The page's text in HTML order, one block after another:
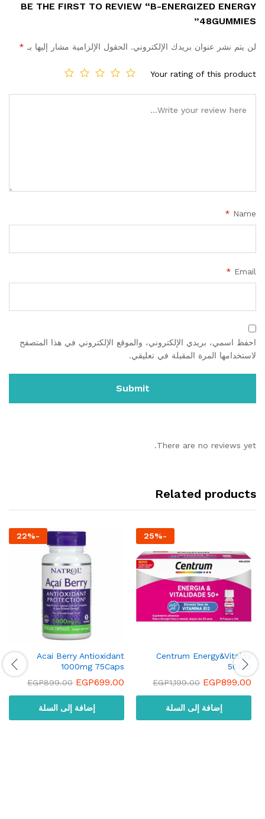
BE THE FIRST TO REVIEW “B-ENERGIZED ENERGY
48GUMMIES”
لن يتم نشر عنوان بريدك الإلكتروني. الحقول الإلزامية مشار إليها بـ *
Your rating of this product
Name
*
Email
*
احفظ اسمي، بريدي الإلكتروني، والموقع الإلكتروني في هذا المتصفح
لاستخدامها المرة المقبلة في تعليقي.
There are no reviews yet.
Related products
-
25%
Centrum Energy&Vitality
50tab
EGP899.00
EGP1,199.00
إضافة إلى السلة
-
22%
Acai Berry Antioxidant
1000mg 75Caps
EGP699.00
EGP899.00
إضافة إلى السلة